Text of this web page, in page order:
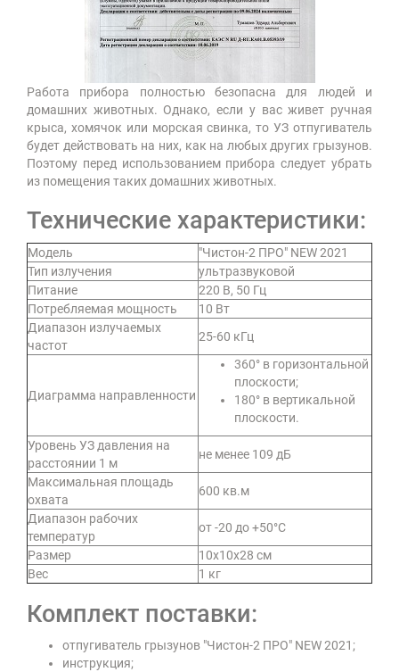
Работа прибора полностью безопасна для людей и
домашних животных. Однако, если у вас живет ручная
крыса, хомячок или морская свинка, то УЗ отпугиватель
будет действовать на них, как на любых других грызунов.
Поэтому перед использованием прибора следует убрать
из помещения таких домашних животных.
Технические характеристики:
Модель
"Чистон-2 ПРО" NEW 2021
Тип излучения
ультразвуковой
Питание
220 В, 50 Гц
Потребляемая мощность
10 Вт
Диапазон излучаемых
частот
25-60 кГц
Диаграмма направленности
360° в горизонтальной
плоскости;
180° в вертикальной
плоскости.
Уровень УЗ давления на
расстоянии 1 м
не менее 109 дБ
Максимальная площадь
охвата
600 кв.м
Диапазон рабочих
температур
от -20 до +50°С
Размер
10х10х28 см
Вес
1 кг
Комплект поставки:
отпугиватель грызунов "Чистон-2 ПРО" NEW 2021;
инструкция;